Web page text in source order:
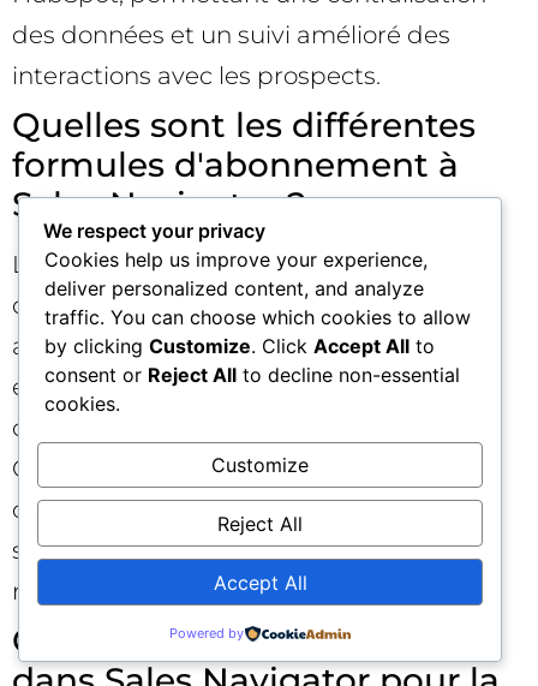
des données et un suivi amélioré des
interactions avec les prospects.
Quelles sont les différentes
formules d'abonnement à
Sales Navigator ?
LinkedIn propose plusieurs niveaux
d’abonnement pour Sales Navigator,
adaptés aux besoins des petites
entreprises, des grandes équipes
commerciales ou des indépendants.
Chaque niveau offre des fonctionnalités
différentes, comme des crédits InMail
supplémentaires ou des filtres de
recherche avancés.
Comment utiliser les InMail
We respect your privacy
Cookies help us improve your experience,
deliver personalized content, and analyze
traffic. You can choose which cookies to allow
by clicking Customize. Click Accept All to
consent or Reject All to decline non-essential
cookies.
Customize
Reject All
Accept All
Powered by